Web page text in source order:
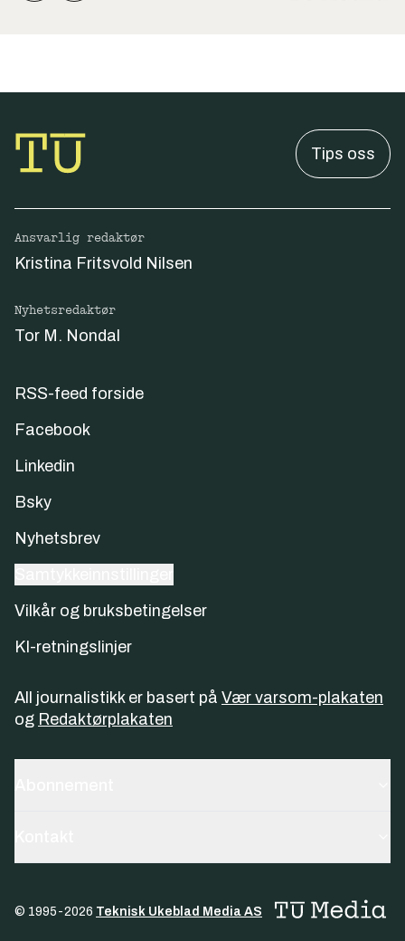
Tips oss
Ansvarlig redaktør
Kristina Fritsvold Nilsen
Nyhetsredaktør
Tor M. Nondal
RSS-feed forside
Facebook
Linkedin
Bsky
Nyhetsbrev
Vilkår og bruksbetingelser
KI-retningslinjer
All journalistikk er basert på Vær varsom-plakaten
og Redaktørplakaten
© 1995-2026 Teknisk Ukeblad Media AS